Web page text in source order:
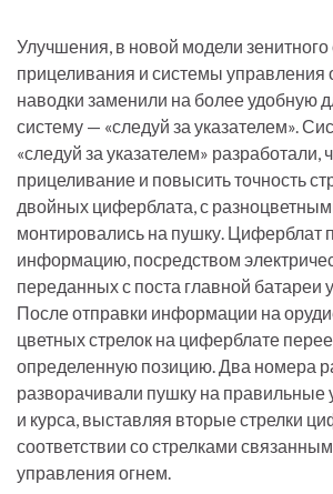
Улучшения, в новой модели зенитного
прицеливания и системы управления
наводки заменили на более удобную
систему — «следуй за указателем».
«следуй за указателем» разработали,
прицеливание и повысить точность
двойных циферблата, с
монтировались на пушку. Циферблат
информацию, посредством
переданных с поста главной батареи
После отправки информации на
цветных стрелок на циферблате
определенную позицию. Два номера
разворачивали пушку на
и курса, выставляя вторые стрелки
соответствии со стрелками
управления огнем.